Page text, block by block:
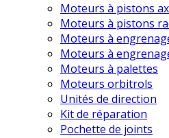
Moteurs à pistons
Moteurs à pistons
Moteurs à
Moteurs à
Moteurs à palettes
Moteurs orbitrols
Unités de direction
Kit de réparation
Pochette de joints